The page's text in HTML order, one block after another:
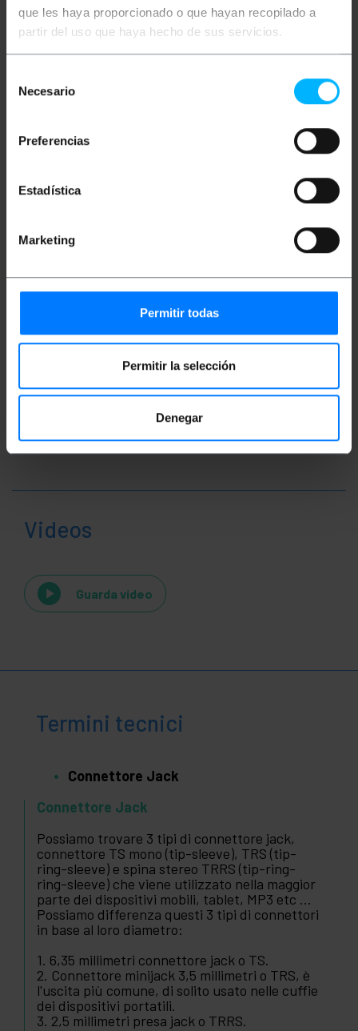
que les haya proporcionado o que hayan recopilado a
partir del uso que haya hecho de sus servicios.
Necesario
Preferencias
Estadística
Marketing
Permitir todas
Permitir la selección
Denegar
Adattatore jack mono da 6,3 mm con connettore
profondità x altezza): 7.5 x 1.5 x 1.5 cm
Videos
Guarda video
Termini tecnici
Connettore Jack
Connettore Jack
Possiamo trovare 3 tipi di connettore jack,
connettore TS mono (tip-sleeve), TRS (tip-
ring-sleeve) e spina stereo TRRS (tip-ring-
ring-sleeve) che viene utilizzato nella maggior
parte dei dispositivi mobili, tablet, MP3 etc ...
Possiamo differenza questi 3 tipi di connettori
in base al loro diametro:
1. 6,35 millimetri connettore jack o TS.
2. Connettore minijack 3,5 millimetri o TRS, è
l'uscita più comune, di solito usato nelle cuffie
dei dispositivi portatili.
3. 2,5 millimetri presa jack o TRRS.